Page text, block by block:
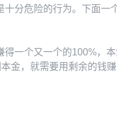
分危险的行为。下面一
一个又一个的100%，
金，就需要用剩余的钱